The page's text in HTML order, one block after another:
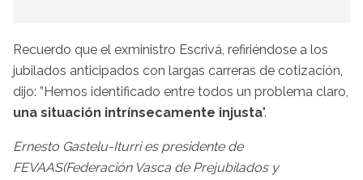
Recuerdo que el exministro Escrivá, refiriéndose a los
jubilados anticipados con largas carreras de cotización,
dijo: ”Hemos identificado entre todos un problema claro,
una situación intrínsecamente injusta".
Ernesto Gastelu-Iturri es presidente de
FEVAAS(Federación Vasca de Prejubilados y